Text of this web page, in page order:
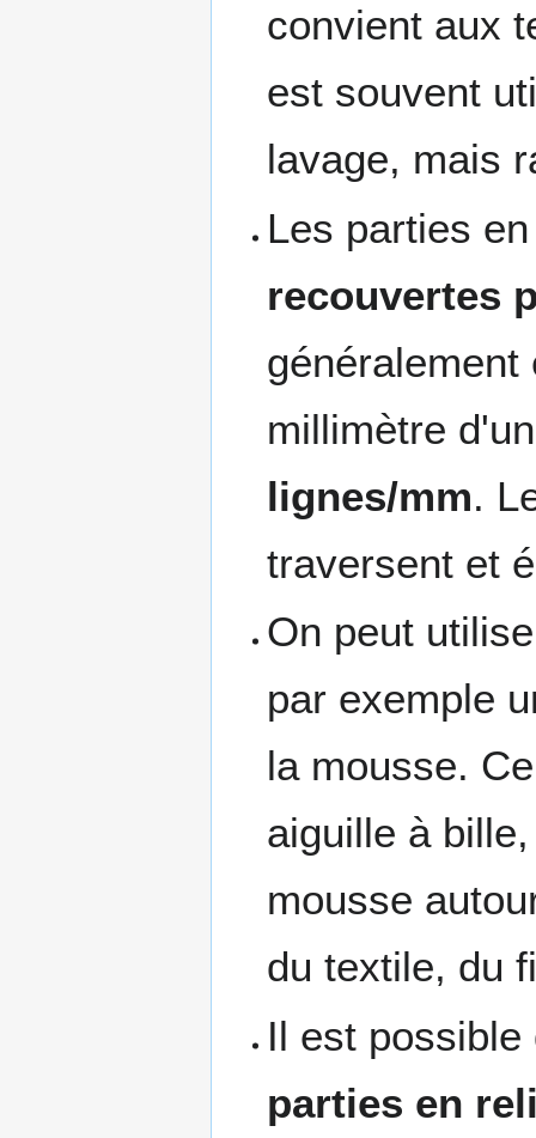
convient aux
est souvent
lavage, mais
Les parties
recouvertes
généralement
millimètre
lignes/mm.
traversent et
On peut
par exemple
la mousse.
aiguille à
mousse
du textile, du
Il est
parties en